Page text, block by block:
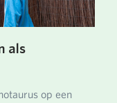
als
op een